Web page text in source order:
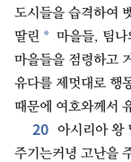
도시들을 습격하여
딸린 * 마을들, 팀나
마을들을 점령하고
유다를 제멋대로 행
때문에 여호와께서
20 아시리아 왕
주기는커녕 고난을